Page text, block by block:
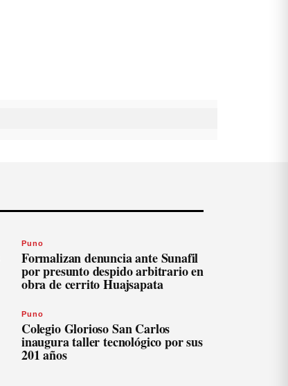
Puno
Formalizan denuncia ante Sunafil
por presunto despido arbitrario en
obra de cerrito Huajsapata
Puno
Colegio Glorioso San Carlos
inaugura taller tecnológico por sus
201 años